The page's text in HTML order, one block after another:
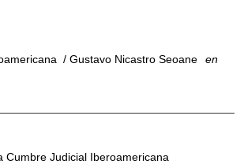
/ Gustavo Nicastro Seoane
en
Cumbre Judicial Iberoamericana